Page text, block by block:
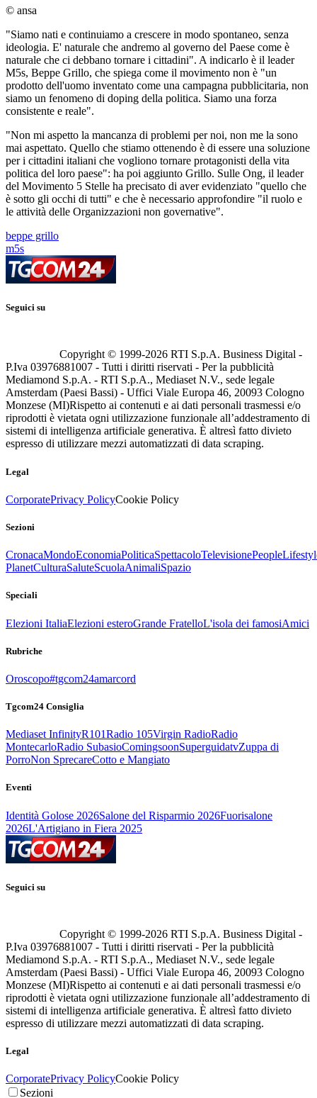
© ansa
"Siamo nati e continuiamo a crescere in modo spontaneo, senza
ideologia. E' naturale che andremo al governo del Paese come è
naturale che ci debbano tornare i cittadini". A indicarlo è il leader
M5s, Beppe Grillo, che spiega come il movimento non è "un
prodotto dell'uomo inventato come una campagna pubblicitaria, non
siamo un fenomeno di doping della politica. Siamo una forza
consistente e reale".
"Non mi aspetto la mancanza di problemi per noi, non me la sono
mai aspettato. Quello che stiamo ottenendo è di essere una soluzione
per i cittadini italiani che vogliono tornare protagonisti della vita
politica del loro paese": ha poi aggiunto Grillo. Sulle Ong, il leader
del Movimento 5 Stelle ha precisato di aver evidenziato "quello che
è sotto gli occhi di tutti" e che è necessario approfondire "il ruolo e
le attività delle Organizzazioni non governative".
beppe grillo
m5s
Seguici su
Copyright © 1999-2026 RTI S.p.A. Business Digital -
P.Iva 03976881007 - Tutti i diritti riservati - Per la pubblicità
Mediamond S.p.A. - RTI S.p.A., Mediaset N.V., sede legale
Amsterdam (Paesi Bassi) - Uffici Viale Europa 46, 20093 Cologno
Monzese (MI)Rispetto ai contenuti e ai dati personali trasmessi e/o
riprodotti è vietata ogni utilizzazione funzionale all’addestramento di
sistemi di intelligenza artificiale generativa. È altresì fatto divieto
espresso di utilizzare mezzi automatizzati di data scraping.
Legal
CorporatePrivacy PolicyCookie Policy
Sezioni
CronacaMondoEconomiaPoliticaSpettacoloTelevisionePeople
PlanetCulturaSaluteScuolaAnimaliSpazio
Speciali
Elezioni ItaliaElezioni esteroGrande FratelloL'isola dei famosiAmici
Rubriche
Oroscopo#tgcom24amarcord
Tgcom24 Consiglia
Mediaset InfinityR101Radio 105Virgin RadioRadio
MontecarloRadio SubasioComingsoonSuperguidatvZuppa di
PorroNon SprecareCotto e Mangiato
Eventi
Identità Golose 2026Salone del Risparmio 2026Fuorisalone
2026L'Artigiano in Fiera 2025
Seguici su
Copyright © 1999-2026 RTI S.p.A. Business Digital -
P.Iva 03976881007 - Tutti i diritti riservati - Per la pubblicità
Mediamond S.p.A. - RTI S.p.A., Mediaset N.V., sede legale
Amsterdam (Paesi Bassi) - Uffici Viale Europa 46, 20093 Cologno
Monzese (MI)Rispetto ai contenuti e ai dati personali trasmessi e/o
riprodotti è vietata ogni utilizzazione funzionale all’addestramento di
sistemi di intelligenza artificiale generativa. È altresì fatto divieto
espresso di utilizzare mezzi automatizzati di data scraping.
Legal
CorporatePrivacy PolicyCookie Policy
Sezioni